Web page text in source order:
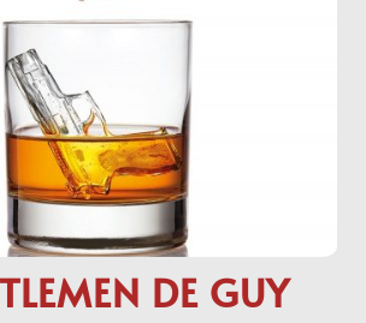
DE GUY